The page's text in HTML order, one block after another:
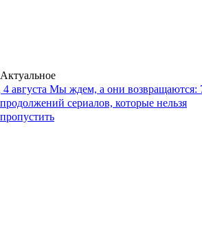
Актуальное
4 августа Мы ждем, а они возвращаются:
продолжений сериалов, которые нельзя
пропустить